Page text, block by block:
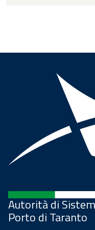
Autorità di
Porto di Taranto